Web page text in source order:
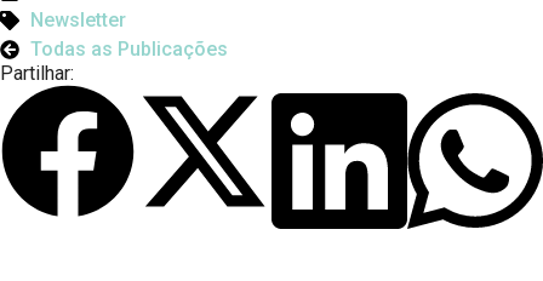
Newsletter
Todas as Publicações
Partilhar: